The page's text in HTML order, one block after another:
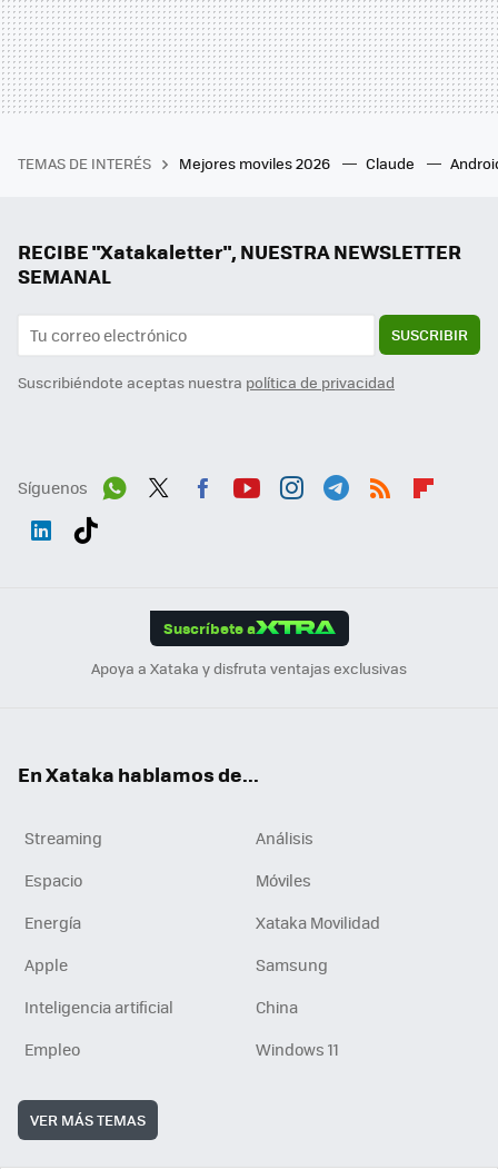
TEMAS DE INTERÉS Mejores moviles 2026 Claude
RECIBE "Xatakaletter", NUESTRA NEWSLETTER
SEMANAL
SUSCRIBIR
Suscribiéndote aceptas nuestra política de privacidad
Síguenos
Suscríbete a
Apoya a Xataka y disfruta ventajas exclusivas
En Xataka hablamos de...
Streaming
Análisis
Espacio
Móviles
Energía
Xataka Movilidad
Apple
Samsung
Inteligencia artificial
China
Empleo
Windows 11
VER MÁS TEMAS